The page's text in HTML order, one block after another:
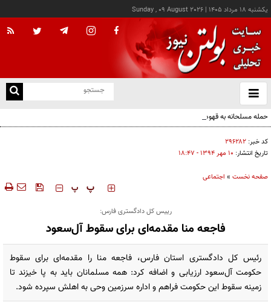
يکشنبه ۱۸ مرداد ۱۴۰۵ |
Sunday , 09 August 2026
باز
و
حمله مسلحانه به قهوه‌خانه‌ای در زاهدان؛ ۲ نفر جان باختند
کد خبر: ۲۹۶۲۸۲
تاریخ انتشار: ۱۰ مهر ۱۳۹۴ - ۱۸:۴۷
صفحه نخست » اجتماعی
‍‍‍ پ پ
رییس کل دادگستری فارس:
فاجعه منا مقدمه‌ای برای سقوط آل‌سعود
رئیس کل دادگستری استان فارس، فاجعه منا را مقدمه‌ای برای سقوط
حکومت آل‌سعود ارزیابی و اضافه کرد: همه مسلمانان باید به پا خیزند تا
زمینه سقوط این حکومت فراهم و اداره سرزمین وحی به اهلش سپرده شود.